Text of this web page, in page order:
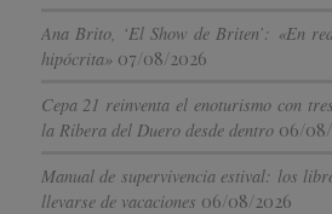
Ana Brito, ‘El Show de Briten’: «En
hipócrita» 07/08/2026
Cepa 21 reinventa el enoturismo con
la Ribera del Duero desde dentro 06/
Manual de supervivencia estival: los
llevarse de vacaciones 06/08/2026